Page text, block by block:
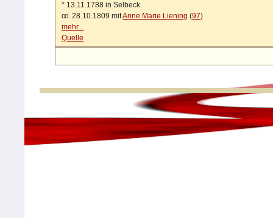
* 13.11.1788 in Selbeck
oo 28.10.1809 mitAnne Marie Liening (97)
mehr...
Quelle